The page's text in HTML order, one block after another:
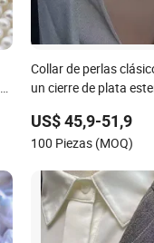
Collar de perlas
un cierre de plata
US$ 45,9-51,9
100 Piezas (MOQ)